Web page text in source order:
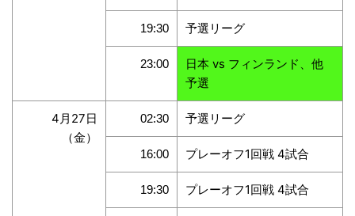
19:30 予選リーグ
23:00
日本 vs フィンランド、他
予選
4月27日
（金）
02:30 予選リーグ
16:00 プレーオフ1回戦 4試合
19:30 プレーオフ1回戦 4試合